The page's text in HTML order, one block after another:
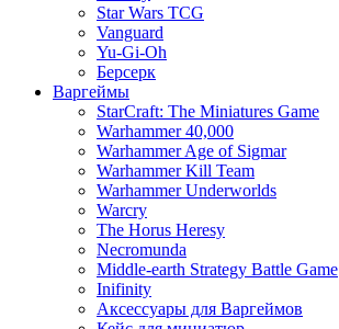
Star Wars TCG
Vanguard
Yu-Gi-Oh
Берсерк
Варгеймы
StarCraft: The Miniatures Game
Warhammer 40,000
Warhammer Age of Sigmar
Warhammer Kill Team
Warhammer Underworlds
Warcry
The Horus Heresy
Necromunda
Middle-earth Strategy Battle Game
Inifinity
Аксессуары для Варгеймов